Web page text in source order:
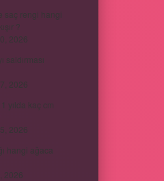
saç rengi hangi
?
2026
saldırması
2026
yılda kaç cm
2026
hangi ağaca
2026